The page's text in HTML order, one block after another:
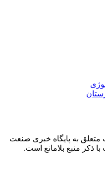
به پایگاه خبری صنعت
ذکر منبع بلامانع است.